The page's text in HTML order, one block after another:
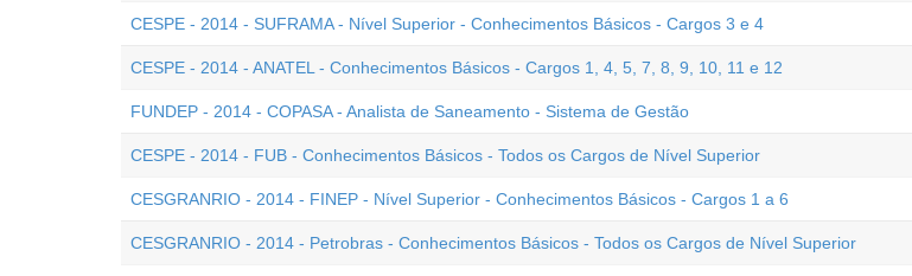
CESPE - 2014 - SUFRAMA - Nível Superior - Conhecimentos Básicos - Cargos 3 e 4
CESPE - 2014 - ANATEL - Conhecimentos Básicos - Cargos 1, 4, 5, 7, 8, 9, 10, 11 e 12
FUNDEP - 2014 - COPASA - Analista de Saneamento - Sistema de Gestão
CESPE - 2014 - FUB - Conhecimentos Básicos - Todos os Cargos de Nível Superior
CESGRANRIO - 2014 - FINEP - Nível Superior - Conhecimentos Básicos - Cargos 1 a 6
CESGRANRIO - 2014 - Petrobras - Conhecimentos Básicos - Todos os Cargos de Nível Superior